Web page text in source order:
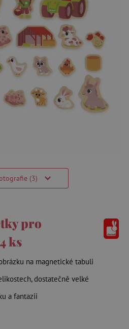
(3)
pro
ks
na magnetické tabuli
dostatečně velké
a fantazii